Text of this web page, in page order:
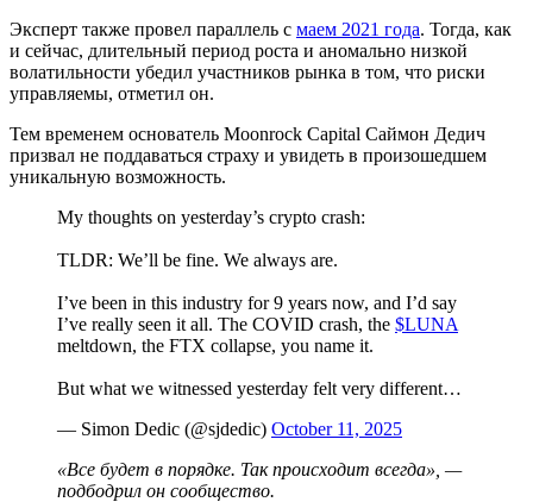
Эксперт также провел параллель с маем 2021 года. Тогда, как
и сейчас, длительный период роста и аномально низкой
волатильности убедил участников рынка в том, что риски
управляемы, отметил он.
Тем временем основатель Moonrock Capital Саймон Дедич
призвал не поддаваться страху и увидеть в произошедшем
уникальную возможность.
My thoughts on yesterday’s crypto crash:
TLDR: We’ll be fine. We always are.
I’ve been in this industry for 9 years now, and I’d say
I’ve really seen it all. The COVID crash, the $LUNA
meltdown, the FTX collapse, you name it.
But what we witnessed yesterday felt very different…
— Simon Dedic (@sjdedic) October 11, 2025
«Все будет в порядке. Так происходит всегда», —
подбодрил он сообщество.